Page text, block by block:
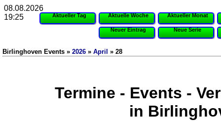
Aktueller Tag Aktuelle Woche Aktueller Monat
Neuer Eintrag Neue Serie
Birlinghoven Events » 2026 » April » 28
Termine - Events -
in
08.08.2026
19:25